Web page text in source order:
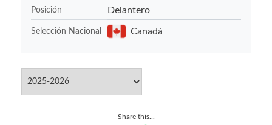
Posición Delantero
Selección Nacional Canadá
Share this...